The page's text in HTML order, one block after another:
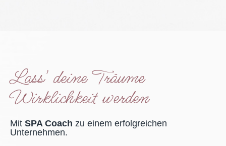
Lass' deine Träume
Wirklichkeit werden
Mit SPA Coach zu einem erfolgreichen
Unternehmen.